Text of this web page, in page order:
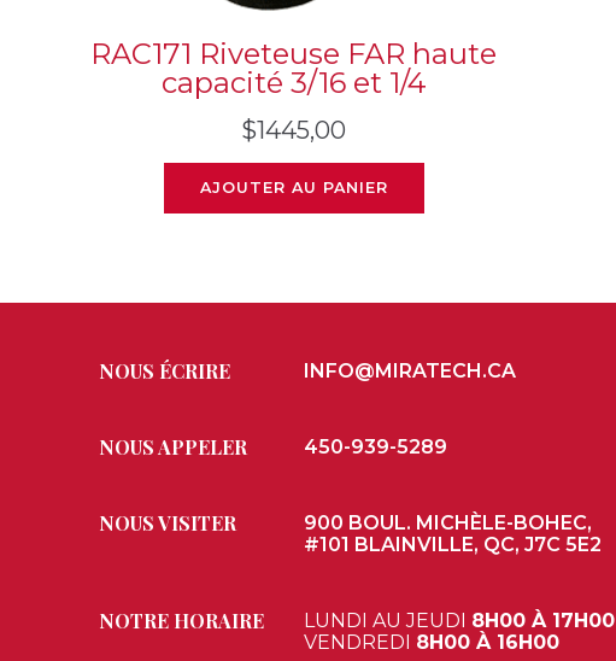
RAC171 Riveteuse FAR haute
capacité 3/16 et 1/4
$1445,00
AJOUTER AU PANIER
NOUS ÉCRIRE INFO@MIRATECH.CA
NOUS APPELER 450-939-5289
NOUS VISITER
900 BOUL. MICHÈLE-BOHEC,
#101 BLAINVILLE, QC, J7C 5E2
NOTRE HORAIRE LUNDI AU JEUDI 8H00 À 17H00
VENDREDI 8H00 À 16H00